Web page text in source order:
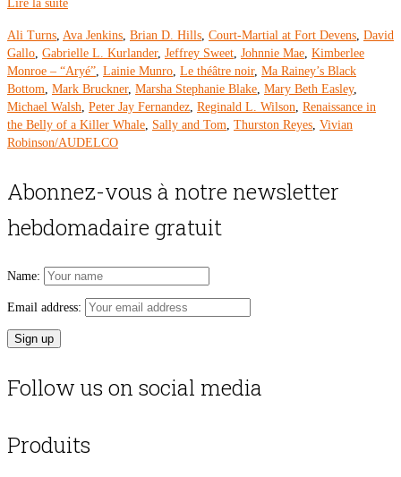
Lire la suite
Ali Turns Ava Jenkins Brian D. Hills Court-Martial at Fort Devens David
Gallo Gabrielle L. Kurlander, Jeffrey Sweet Johnnie Mae Kimberlee
Monroe – “Aryé” Lainie Munro Le théâtre noir, Ma Rainey’s Black
Bottom Mark Bruckner, Marsha Stephanie Blake Mary Beth Easley,
Michael Walsh Peter Jay Fernandez Reginald L. Wilson Renaissance in
the Belly of a Killer Whale Sally and Tom Thurston Reyes Vivian
Robinson/AUDELCO
Abonnez-vous à notre newsletter
hebdomadaire gratuit
Name:
Email address:
Follow us on social media
Produits